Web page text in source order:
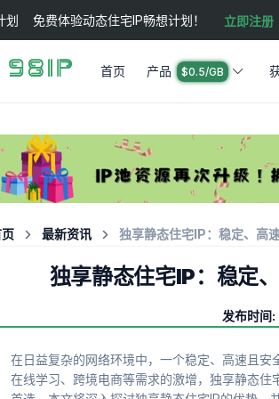
划 免费体验动态住宅IP畅想计划！ 立即注册
首页 产品 $0.5/GB
最新资讯 独享静态住宅IP：稳定、高
独享静态住宅IP：稳定
发布时
在日益复杂的网络环境中，一个稳定、高速且
在线学习、跨境电商等需求的激增，独享静态